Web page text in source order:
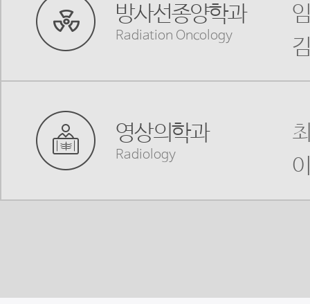
방사선종양학과
Radiation Oncology
영상의학과
Radiology